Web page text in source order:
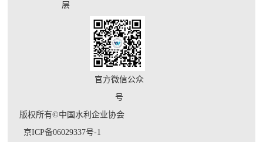
层
官方微信公众
号
版权所有©中国水利企业协会
京ICP备06029337号-1